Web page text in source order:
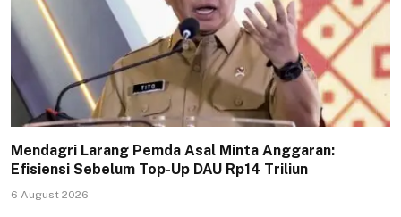
Mendagri Larang Pemda Asal Minta Anggaran:
Efisiensi Sebelum Top-Up DAU Rp14 Triliun
6 August 2026